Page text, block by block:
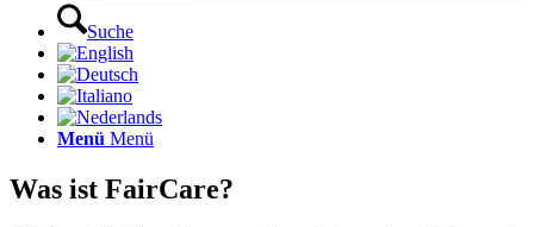
Suche
Menü Menü
Was ist FairCare?